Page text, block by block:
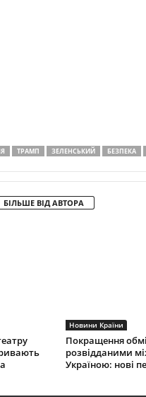
ТРАМП ЗЕ́ЛЕНСЬКИЙ БЕЗПЕКА
БІЛЬШЕ ВІД АВТОРА
Новини Країни
Покращення
розвідданими
Україною: нові